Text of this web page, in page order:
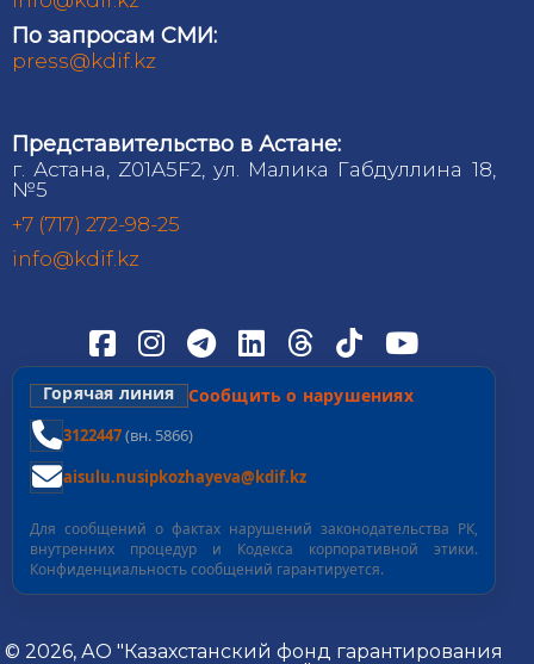
По запросам СМИ:
press@kdif.kz
Представительство в Астане:
г. Астана, Z01A5F2, ул. Малика Габдуллина 18,
№5
+7 (717) 272-98-25
info@kdif.kz
Горячая линия Сообщить о нарушениях
3122447(вн. 5866)
aisulu.nusipkozhayeva@kdif.kz
Для сообщений о фактах нарушений законодательства РК,
внутренних процедур и Кодекса корпоративной этики.
Конфиденциальность сообщений гарантируется.
© 2026, АО "Казахстанский фонд гарантирования